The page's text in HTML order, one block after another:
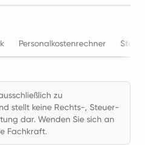
Personalkostenrechner
zu
stellt keine Rechts-, Steuer-
dar. Wenden Sie sich an
Fachkraft.